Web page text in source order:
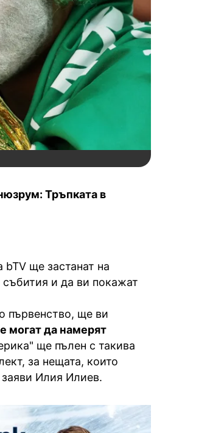
Тръпката в
ще застанат на
събития и да ви покажат
първенство, ще ви
могат да намерят
ще пълен с такива
за нещата, които
Илия Илиев.